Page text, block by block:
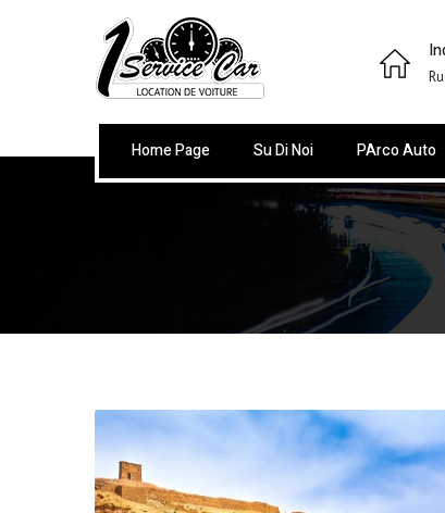
Home Page Su Di Noi PArco Auto